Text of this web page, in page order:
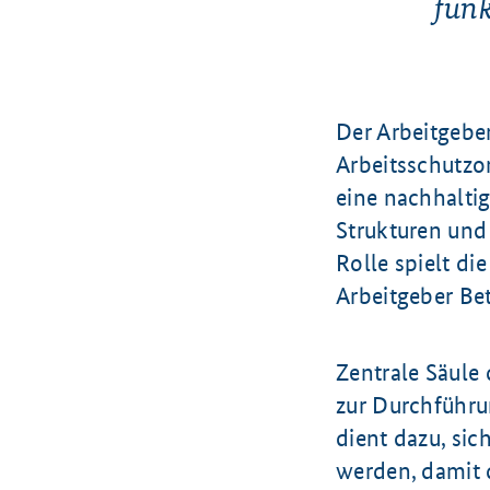
Der
eine
Strukturen
Rolle spielt
Arbeitgeber
Zentrale Säule
zur
dient dazu,
werden, damit